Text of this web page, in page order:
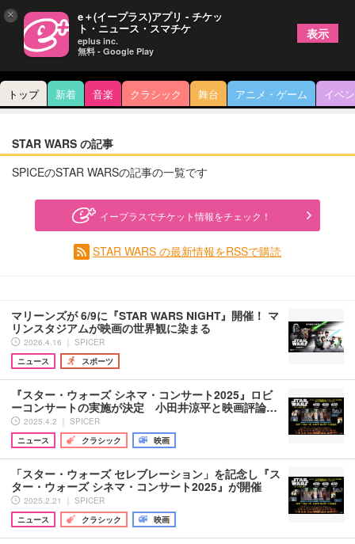
トップ 新着 音楽 クラシック 舞台 アニメ・ゲーム イベ
STAR WARS の記事
SPICEのSTAR WARSの記事の一覧です
イープラスでチケット情報をチェック！
STAR WARS の最新情報をRSSで購読
マリーンズが 6/9に『STAR WARS NIGHT』開催！ マ
リンスタジアムが映画の世界観に染まる
2026.4.16 ｜ SPICER
ニュース
スポーツ
『スター・ウォーズ シネマ・コンサート2025』ロビ
ーコンサートの実施が決定 小田井涼平と映画評論…
2025.4.2 ｜ SPICER
ニュース
クラシック 映画
「スター・ウォーズ セレブレーション」を記念し『ス
ター・ウォーズ シネマ・コンサート2025』が開催
2025.2.21 ｜ SPICER
ニュース
クラシック 映画
× e＋(イープラス)アプリ - チケッ
ト・ニュース・スマチケ
eplus inc.
無料 - Google Play
表示